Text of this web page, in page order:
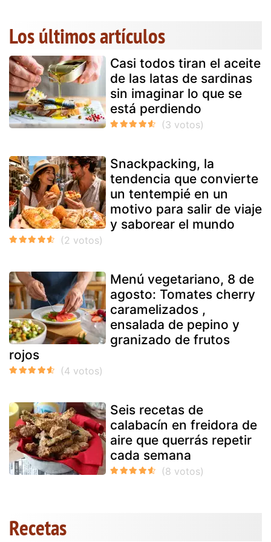
Los últimos artículos
Casi todos tiran el aceite
de las latas de sardinas
sin imaginar lo que se
está perdiendo
Snackpacking, la
tendencia que convierte
un tentempié en un
motivo para salir de viaje
y saborear el mundo
Menú vegetariano, 8 de
agosto: Tomates cherry
caramelizados ,
ensalada de pepino y
granizado de frutos
rojos
Seis recetas de
calabacín en freidora de
aire que querrás repetir
cada semana
Recetas